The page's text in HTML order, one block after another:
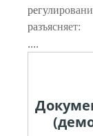
разъясняет:
....